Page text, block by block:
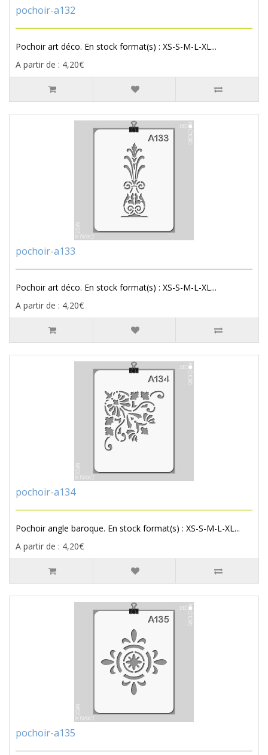
pochoir-a132
Pochoir art déco. En stock format(s) : XS-S-M-L-XL...
A partir de : 4,20€
pochoir-a133
Pochoir art déco. En stock format(s) : XS-S-M-L-XL...
A partir de : 4,20€
pochoir-a134
Pochoir angle baroque. En stock format(s) : XS-S-M-L-XL...
A partir de : 4,20€
pochoir-a135